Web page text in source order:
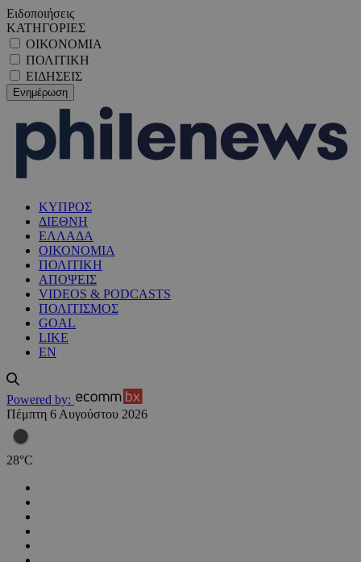
Ειδοποιήσεις
ΚΑΤΗΓΟΡΙΕΣ
ΟΙΚΟΝΟΜΙΑ
ΠΟΛΙΤΙΚΗ
ΕΙΔΗΣΕΙΣ
ΚΥΠΡΟΣ
ΔΙΕΘΝΗ
ΕΛΛΑΔΑ
ΟΙΚΟΝΟΜΙΑ
ΠΟΛΙΤΙΚΗ
ΑΠΟΨΕΙΣ
VIDEOS & PODCASTS
ΠΟΛΙΤΙΣΜΟΣ
GOAL
LIKE
EN
Powered by:
Πέμπτη 6 Αυγούστου 2026
28°C